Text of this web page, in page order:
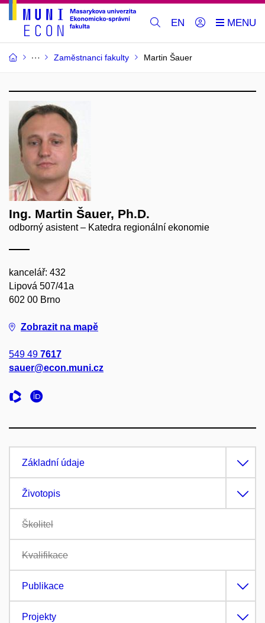
EN
Zaměstnanci fakulty Martin Šauer
Ing. Martin Šauer, Ph.D.
odborný asistent – Katedra regionální ekonomie
kancelář: 432
Lipová 507/41a
602 00 Brno
Zobrazit na mapě
549 49 7617
sauer@econ.muni.cz
Základní údaje
Životopis
Školitel
Kvalifikace
Publikace
Projekty